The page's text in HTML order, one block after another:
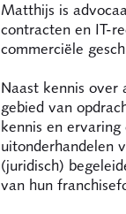
Matthijs is
contracten en IT-
commerciële
Naast kennis over
gebied van
kennis en
uitonderhandelen
(juridisch)
van hun